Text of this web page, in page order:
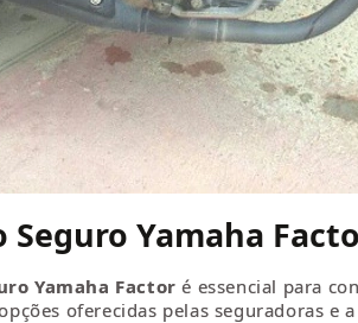
Yamaha
Yamaha Factor é essencial para
oferecidas pelas seguradoras e